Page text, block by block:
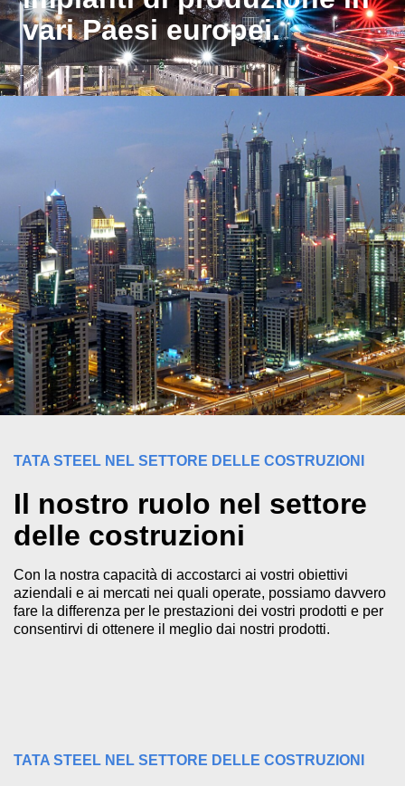
vari Paesi europei.
TATA STEEL NEL SETTORE DELLE COSTRUZIONI
Il nostro ruolo nel settore
delle costruzioni
Con la nostra capacità di accostarci ai vostri obiettivi
aziendali e ai mercati nei quali operate, possiamo davvero
fare la differenza per le prestazioni dei vostri prodotti e per
consentirvi di ottenere il meglio dai nostri prodotti.
TATA STEEL NEL SETTORE DELLE COSTRUZIONI